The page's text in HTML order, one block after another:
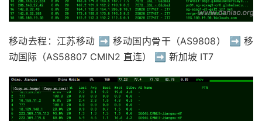
移动去程：江苏移动 ➡️ 移动国内骨干（AS9808） ➡️ 移
动国际（AS58807 CMIN2 直连） ➡️ 新加坡 IT7